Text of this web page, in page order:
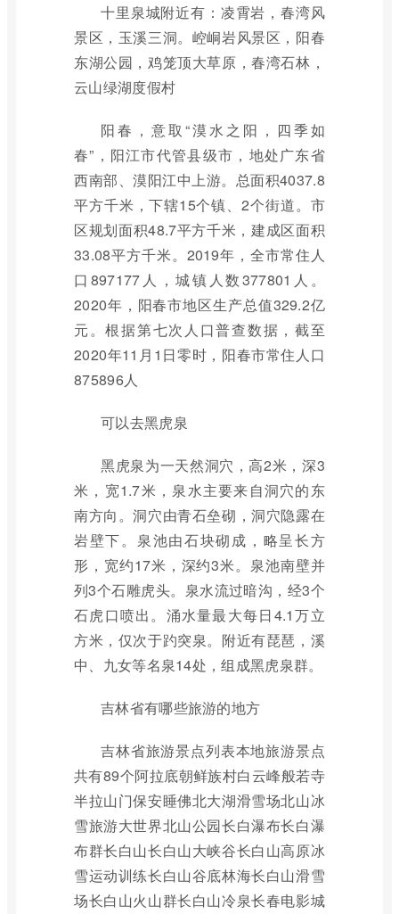
十里泉城附近有：凌霄岩，春湾风
景区，玉溪三洞。崆峒岩风景区，阳春
东湖公园，鸡笼顶大草原，春湾石林，
云山绿湖度假村
阳春，意取“漠水之阳，四季如
春”，阳江市代管县级市，地处广东省
西南部、漠阳江中上游。总面积4037.8
平方千米，下辖15个镇、2个街道。市
区规划面积48.7平方千米，建成区面积
33.08平方千米。2019年，全市常住人
口897177人，城镇人数377801人。
2020年，阳春市地区生产总值329.2亿
元。根据第七次人口普查数据，截至
2020年11月1日零时，阳春市常住人口
875896人
可以去黑虎泉
黑虎泉为一天然洞穴，高2米，深3
米，宽1.7米，泉水主要来自洞穴的东
南方向。洞穴由青石垒砌，洞穴隐露在
岩壁下。泉池由石块砌成，略呈长方
形，宽约17米，深约3米。泉池南壁并
列3个石雕虎头。泉水流过暗沟，经3个
石虎口喷出。涌水量最大每日4.1万立
方米，仅次于趵突泉。附近有琵琶，溪
中、九女等名泉14处，组成黑虎泉群。
吉林省有哪些旅游的地方
吉林省旅游景点列表本地旅游景点
共有89个阿拉底朝鲜族村白云峰般若寺
半拉山门保安睡佛北大湖滑雪场北山冰
雪旅游大世界北山公园长白瀑布长白瀑
布群长白山长白山大峡谷长白山高原冰
雪运动训练长白山谷底林海长白山滑雪
场长白山火山群长白山冷泉长春电影城